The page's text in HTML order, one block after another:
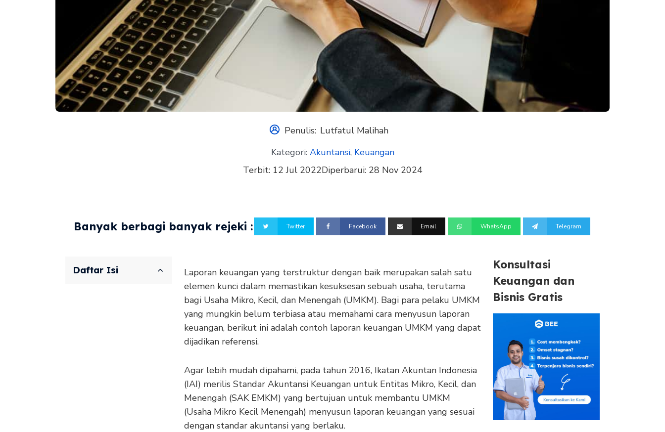
Penulis: Lutfatul Malihah
Kategori: Akuntansi, Keuangan
Terbit: 12 Jul 2022Diperbarui: 28 Nov 2024
Banyak berbagi banyak rejeki : Twitter Facebook Email WhatsApp Telegram
Daftar Isi
Laporan keuangan yang terstruktur dengan baik merupakan salah satu
elemen kunci dalam memastikan kesuksesan sebuah usaha, terutama
bagi Usaha Mikro, Kecil, dan Menengah (UMKM). Bagi para pelaku UMKM
yang mungkin belum terbiasa atau memahami cara menyusun laporan
keuangan, berikut ini adalah contoh laporan keuangan UMKM yang dapat
dijadikan referensi.
Agar lebih mudah dipahami, pada tahun 2016, Ikatan Akuntan Indonesia
(IAI) merilis Standar Akuntansi Keuangan untuk Entitas Mikro, Kecil, dan
Menengah (SAK EMKM) yang bertujuan untuk membantu UMKM
(Usaha Mikro Kecil Menengah) menyusun laporan keuangan yang sesuai
dengan standar akuntansi yang berlaku.
Konsultasi
Keuangan dan
Bisnis Gratis